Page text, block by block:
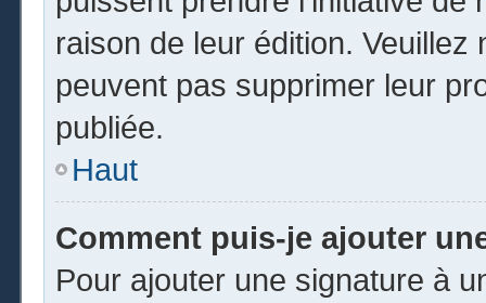
raison de leur édition.
peuvent pas supprimer leur
publiée.
Haut
Comment puis-je ajouter
Pour ajouter une signature à